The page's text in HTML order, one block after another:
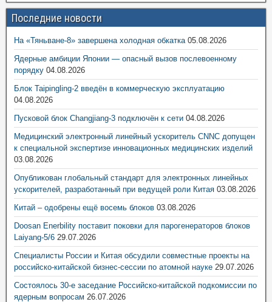
Последние новости
На «Тяньване-8» завершена холодная обкатка 05.08.2026
Ядерные амбиции Японии — опасный вызов послевоенному
порядку 04.08.2026
Блок Taipingling-2 введён в коммерческую эксплуатацию
04.08.2026
Пусковой блок Changjiang-3 подключён к сети 04.08.2026
Медицинский электронный линейный ускоритель CNNC допущен
к специальной экспертизе инновационных медицинских изделий
03.08.2026
Опубликован глобальный стандарт для электронных линейных
ускорителей, разработанный при ведущей роли Китая 03.08.2026
Китай – одобрены ещё восемь блоков 03.08.2026
Doosan Enerbility поставит поковки для парогенераторов блоков
Laiyang-5/6 29.07.2026
Специалисты России и Китая обсудили совместные проекты на
российско-китайской бизнес-сессии по атомной науке 29.07.2026
Состоялось 30-е заседание Российско-китайской подкомиссии по
ядерным вопросам 26.07.2026